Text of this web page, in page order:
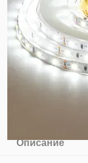
Описание